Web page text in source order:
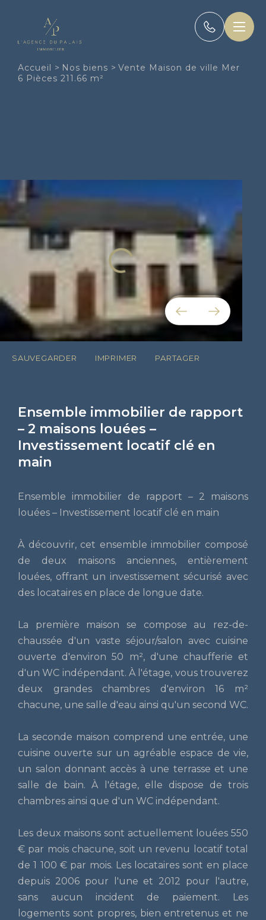
Accueil > Nos biens > Vente Maison de ville Mer
6 Pièces 211.66 m²
SAUVEGARDER IMPRIMER PARTAGER
Ensemble immobilier de rapport
– 2 maisons louées –
Investissement locatif clé en
main
Ensemble immobilier de rapport – 2 maisons
louées – Investissement locatif clé en main
À découvrir, cet ensemble immobilier composé
de deux maisons anciennes, entièrement
louées, offrant un investissement sécurisé avec
des locataires en place de longue date.
La première maison se compose au rez-de-
chaussée d'un vaste séjour/salon avec cuisine
ouverte d'environ 50 m², d'une chaufferie et
d'un WC indépendant. À l'étage, vous trouverez
deux grandes chambres d'environ 16 m²
chacune, une salle d'eau ainsi qu'un second WC.
La seconde maison comprend une entrée, une
cuisine ouverte sur un agréable espace de vie,
un salon donnant accès à une terrasse et une
salle de bain. À l'étage, elle dispose de trois
chambres ainsi que d'un WC indépendant.
Les deux maisons sont actuellement louées 550
€ par mois chacune, soit un revenu locatif total
de 1 100 € par mois. Les locataires sont en place
depuis 2006 pour l'une et 2012 pour l'autre,
sans aucun incident de paiement. Les
logements sont propres, bien entretenus et ne